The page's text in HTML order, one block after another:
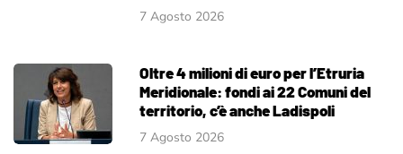
7 Agosto 2026
Oltre 4 milioni di euro per l’Etruria
Meridionale: fondi ai 22 Comuni del
territorio, c’è anche Ladispoli
7 Agosto 2026